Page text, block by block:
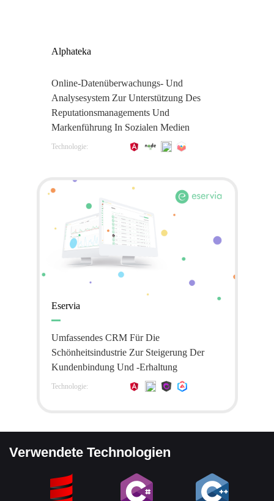
Alphateka
Online-Datenüberwachungs- Und
Analysesystem Zur Unterstützung Des
Reputationsmanagements Und
Markenführung In Sozialen Medien
Technologie:
Eservia
Umfassendes CRM Für Die
Schönheitsindustrie Zur Steigerung Der
Kundenbindung Und -erhaltung
Technologie:
Verwendete Technologien